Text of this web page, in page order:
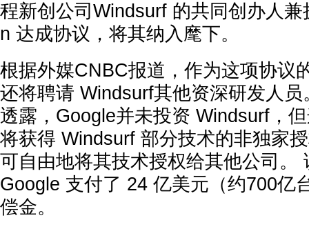
程新创公司Windsurf 的共同创办人
n 达成协议，将其纳入麾下。
根据外媒CNBC报道，作为这项协议
还将聘请 Windsurf其他资深研发人
透露，Google并未投资 Windsurf，
将获得 Windsurf 部分技术的非独家
可自由地将其技术授权给其他公司。
Google 支付了 24 亿美元（约700亿
偿金。